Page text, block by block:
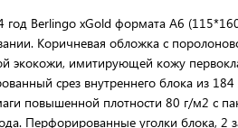
Berlingo xGold формата А6
Коричневая обложка с
экокожи, имитирующей кожу
срез внутреннего блока из 184
повышенной плотности 80 г/м2 с
Перфорированные уголки блока, 2